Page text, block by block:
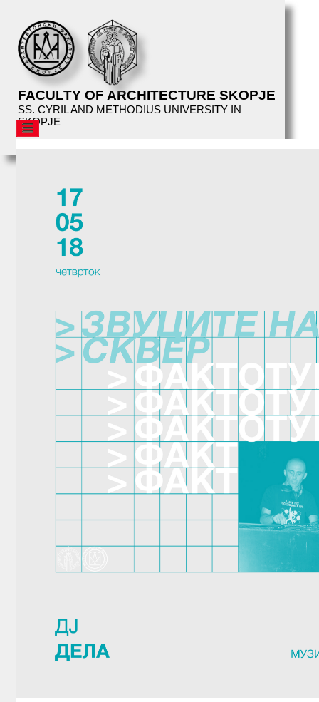
FACULTY OF ARCHITECTURE SKOPJE
SS. CYRIL AND METHODIUS UNIVERSITY IN
SKOPJE
AFS
EDUCATION
FACILITIES
LIBRARY
EVENTS
EXHIBITIONS
WORKSHOPS
SUMMER SCHOOL
PUBLICATIONS
ALUMNI